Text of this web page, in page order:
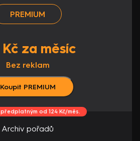
PREMIUM
Kč za měsíc
Bez reklam
Koupit PREMIUM
od 124 Kč/měs.
Archiv pořadů